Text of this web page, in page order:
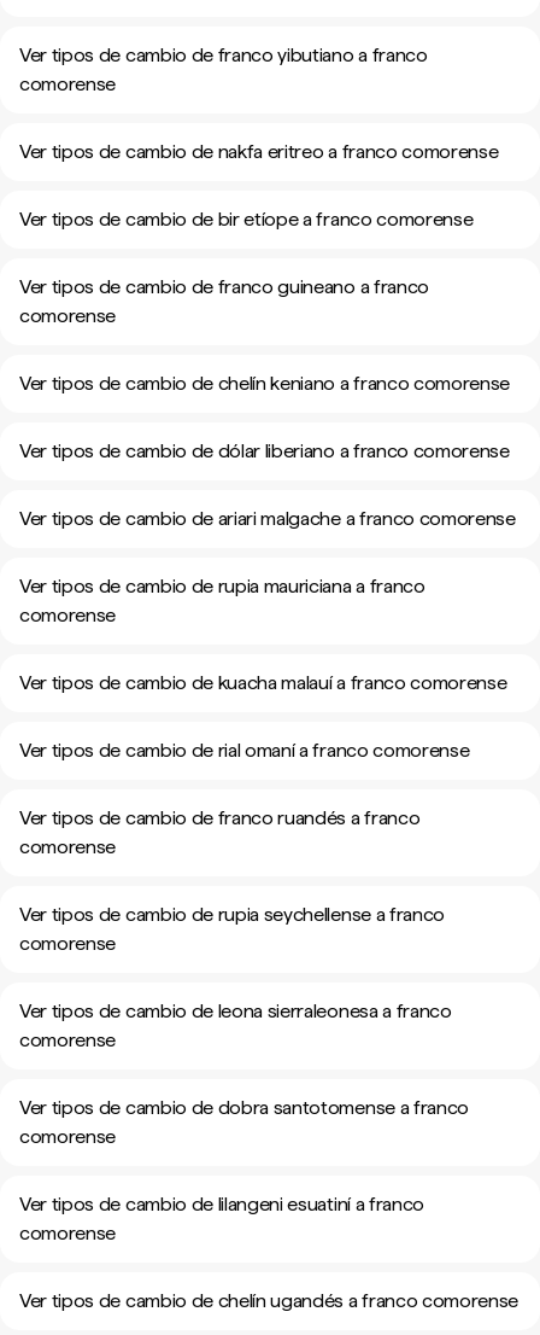
Ver tipos de cambio de franco yibutiano a franco
comorense
Ver tipos de cambio de nakfa eritreo a franco comorense
Ver tipos de cambio de bir etíope a franco comorense
Ver tipos de cambio de franco guineano a franco
comorense
Ver tipos de cambio de chelín keniano a franco comorense
Ver tipos de cambio de dólar liberiano a franco comorense
Ver tipos de cambio de ariari malgache a franco comorense
Ver tipos de cambio de rupia mauriciana a franco
comorense
Ver tipos de cambio de kuacha malauí a franco comorense
Ver tipos de cambio de rial omaní a franco comorense
Ver tipos de cambio de franco ruandés a franco
comorense
Ver tipos de cambio de rupia seychellense a franco
comorense
Ver tipos de cambio de leona sierraleonesa a franco
comorense
Ver tipos de cambio de dobra santotomense a franco
comorense
Ver tipos de cambio de lilangeni esuatiní a franco
comorense
Ver tipos de cambio de chelín ugandés a franco comorense